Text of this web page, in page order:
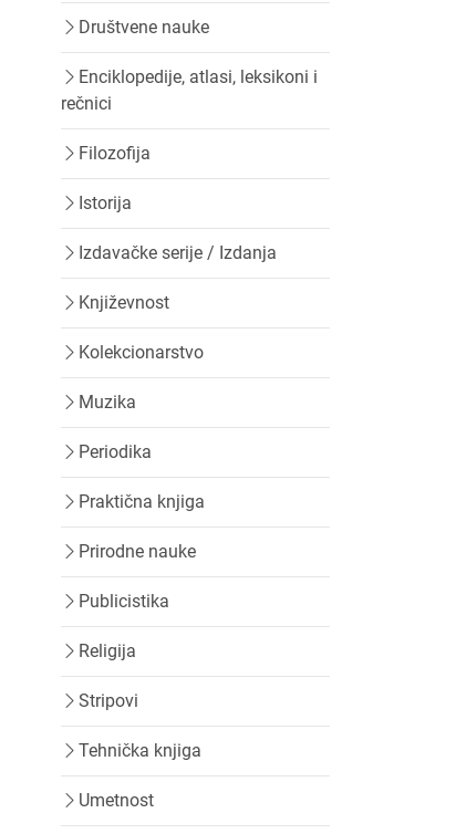
Društvene nauke
Enciklopedije, atlasi, leksikoni i
rečnici
Filozofija
Istorija
Izdavačke serije / Izdanja
Književnost
Kolekcionarstvo
Muzika
Periodika
Praktična knjiga
Prirodne nauke
Publicistika
Religija
Stripovi
Tehnička knjiga
Umetnost